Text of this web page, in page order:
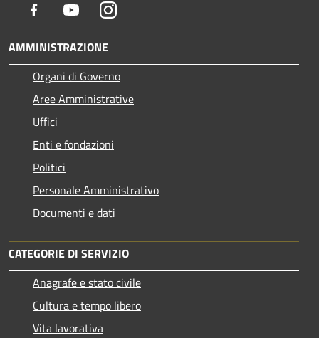
Facebook YoutubeInstagram
AMMINISTRAZIONE
Organi di Governo
Aree Amministrative
Uffici
Enti e fondazioni
Politici
Personale Amministrativo
Documenti e dati
CATEGORIE DI SERVIZIO
Anagrafe e stato civile
Cultura e tempo libero
Vita lavorativa